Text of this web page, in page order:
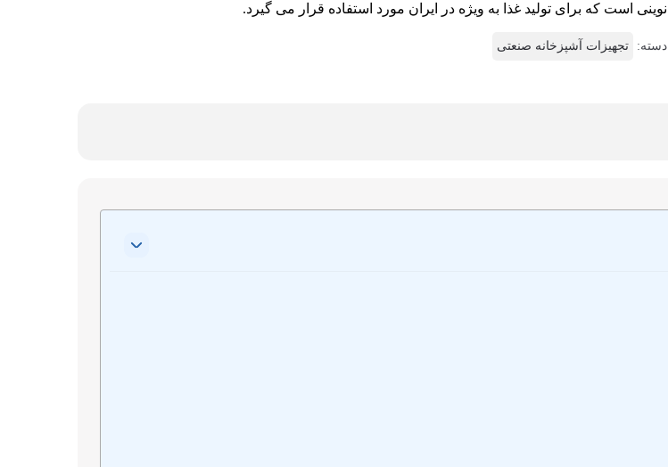
نوینی است که برای تولید غذا به ویژه در ایران مورد استفاده قرار می گیرد.
دسته: تجهیزات آشپزخانه صنعتی